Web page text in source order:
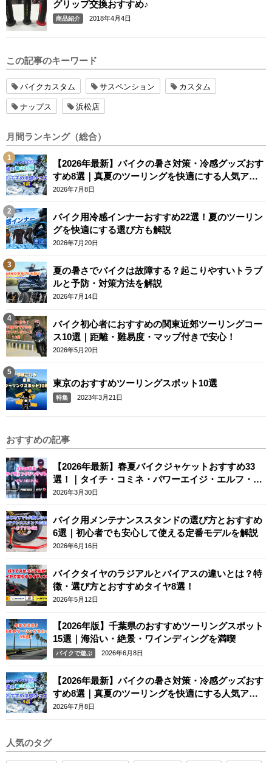
グリップ交換おすすめ♪
商品紹介 2018年4月4日
この記事のキーワード
バイクカスタム サスペンション カスタム
ナップス 浜松店
月間ランキング（総合）
【2026年最新】バイクの暑さ対策・冷感グッズおす
すめ8選｜真夏のツーリングを快適にする人気アイ
テム
2026年7月8日
バイク用冷感インナーおすすめ22選！夏のツーリン
グを快適にする選び方も解説
2026年7月20日
夏の暑さでバイクは故障する？起こりやすいトラブ
ルと予防・対策方法を解説
2026年7月14日
バイク初心者におすすめの関東近郊ツーリングコー
ス10選｜距離・難易度・マップ付きで安心！
2026年5月20日
東京のおすすめツーリングスポット10選
特集 2023年3月21日
おすすめの記事
【2026年最新】春夏バイクジャケットおすすめ33
選！｜タイチ・コミネ・パワーエイジ・エルフ・エ
ースカフェロンドン
2026年3月30日
バイク用メンテナンススタンドの選び方とおすすめ
6選｜初心者でも安心して使える定番モデルを解説
2026年6月16日
バイクタイヤのラジアルとバイアスの違いとは？特
徴・選び方とおすすめタイヤ8選！
2026年5月12日
【2026年版】千葉県のおすすめツーリングスポット
15選｜海沿い・絶景・ワインディングを満喫
バイクで遊ぶ 2026年6月8日
【2026年最新】バイクの暑さ対策・冷感グッズおす
すめ8選｜真夏のツーリングを快適にする人気アイ
テム
2026年7月8日
人気のタグ